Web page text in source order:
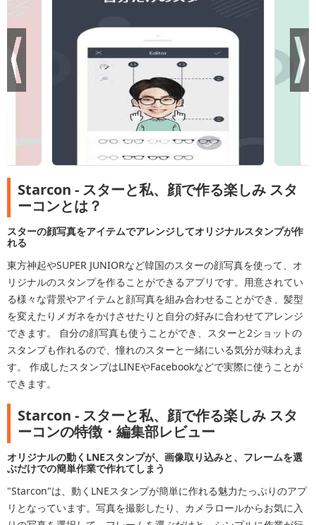
Starcon - スターと私、顔で作る楽しみ スタ
ーコンとは？
スターの顔写真をアイテムでアレンジしてオリジナルスタンプが作
れる
東方神起やSUPER JUNIORなど韓国のスターの顔写真を使って、オ
リジナルのスタンプを作ることができるアプリです。用意されてい
る様々な背景やアイテムと顔写真を組み合わせることができ、髪型
を変えたりメガネをかけさせたりと自分の好みに合わせてアレンジ
できます。 自分の顔写真も使うことができ、スターと2ショットの
スタンプも作れるので、憧れのスターと一緒にいる気分が味わえま
す。 作成したスタンプはLINEやFacebookなどで実際に使うことが
できます。
Starcon - スターと私、顔で作る楽しみ スタ
ーコンの特徴・編集部レビュー
オリジナルの動くLNEスタンプが、画像取り込みと、フレームを選
ぶだけでの簡単作業で作れてしまう
"Starcon"は、動くLNEスタンプが簡単に作れる魅力たっぷりのアプ
リとなっています。写真を撮影したり、カメラロールからお気に入